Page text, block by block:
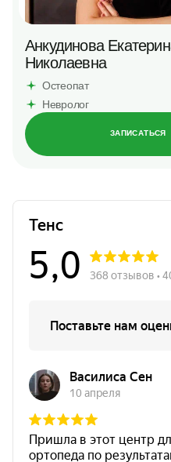
Анкудинова
Николаевна
Остеопат
Невролог
ЗАПИСАТЬСЯ